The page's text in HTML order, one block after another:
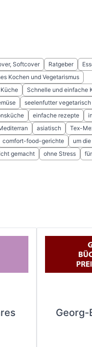
Softcover Ratgeber
Kochen und Vegetarismus
Schnelle und einfache
seelenfutter vegetarisch
einfache rezepte
asiatisch Tex-
comfort-food-gerichte
um
gemacht ohne Stress
Georg-